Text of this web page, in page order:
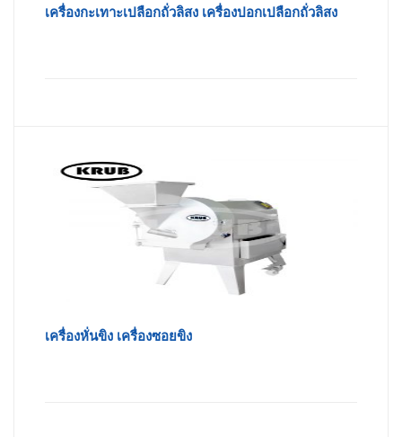
เครื่องกะเทาะเปลือกถั่วลิสง เครื่องปอกเปลือกถั่วลิสง
เครื่องหั่นขิง เครื่องซอยขิง